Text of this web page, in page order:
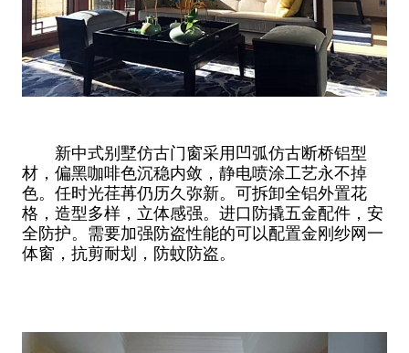
新中式别墅仿古门窗采用凹弧仿古断桥铝型
材，偏黑咖啡色沉稳内敛，静电喷涂工艺永不掉
色。任时光荏苒仍历久弥新。可拆卸全铝外置花
格，造型多样，立体感强。进口防撬五金配件，安
全防护。需要加强防盗性能的可以配置金刚纱网一
体窗，抗剪耐划，防蚊防盗。